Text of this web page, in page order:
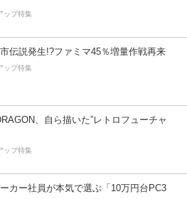
ップ特集
伝説発生!?ファミマ45％増量作戦再来
ップ特集
、自ら描いた”レトロフューチャ
ップ特集
カー社員が本気で選ぶ「10万円台PC3